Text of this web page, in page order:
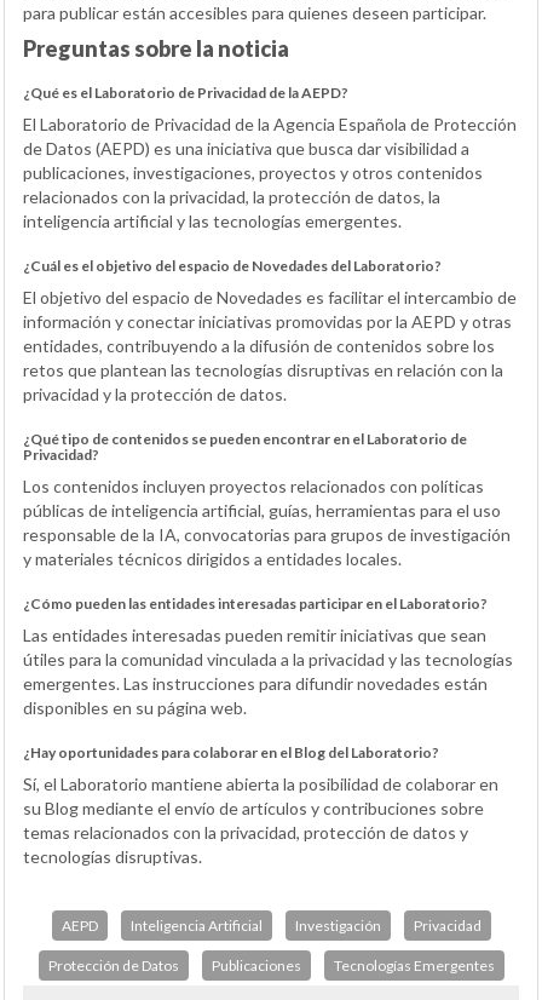
para publicar están accesibles para quienes deseen participar.
Preguntas sobre la noticia
¿Qué es el Laboratorio de Privacidad de la AEPD?
El Laboratorio de Privacidad de la Agencia Española de Protección
de Datos (AEPD) es una iniciativa que busca dar visibilidad a
publicaciones, investigaciones, proyectos y otros contenidos
relacionados con la privacidad, la protección de datos, la
inteligencia artificial y las tecnologías emergentes.
¿Cuál es el objetivo del espacio de Novedades del Laboratorio?
El objetivo del espacio de Novedades es facilitar el intercambio de
información y conectar iniciativas promovidas por la AEPD y otras
entidades, contribuyendo a la difusión de contenidos sobre los
retos que plantean las tecnologías disruptivas en relación con la
privacidad y la protección de datos.
¿Qué tipo de contenidos se pueden encontrar en el Laboratorio de
Privacidad?
Los contenidos incluyen proyectos relacionados con políticas
públicas de inteligencia artificial, guías, herramientas para el uso
responsable de la IA, convocatorias para grupos de investigación
y materiales técnicos dirigidos a entidades locales.
¿Cómo pueden las entidades interesadas participar en el Laboratorio?
Las entidades interesadas pueden remitir iniciativas que sean
útiles para la comunidad vinculada a la privacidad y las tecnologías
emergentes. Las instrucciones para difundir novedades están
disponibles en su página web.
¿Hay oportunidades para colaborar en el Blog del Laboratorio?
Sí, el Laboratorio mantiene abierta la posibilidad de colaborar en
su Blog mediante el envío de artículos y contribuciones sobre
temas relacionados con la privacidad, protección de datos y
tecnologías disruptivas.
AEPD Inteligencia Artificial Investigación Privacidad
Protección de Datos Publicaciones Tecnologías Emergentes